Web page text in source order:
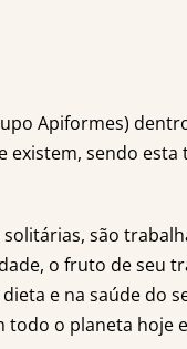
Apiformes)
sendo
são
o fruto de seu
e na saúde do
todo o planeta hoje